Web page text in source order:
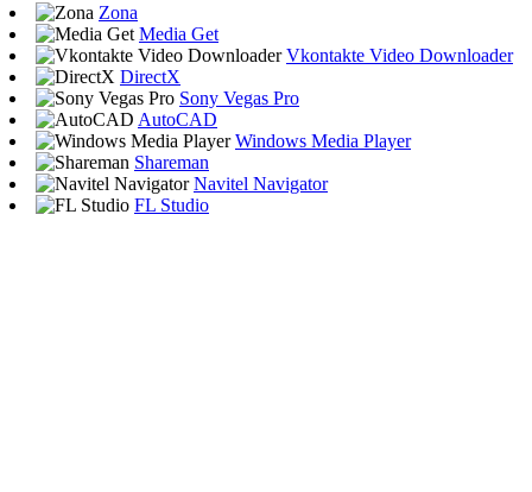
Zona
Media Get
Vkontakte Video Downloader
DirectX
Sony Vegas Pro
AutoCAD
Windows Media Player
Shareman
Navitel Navigator
FL Studio